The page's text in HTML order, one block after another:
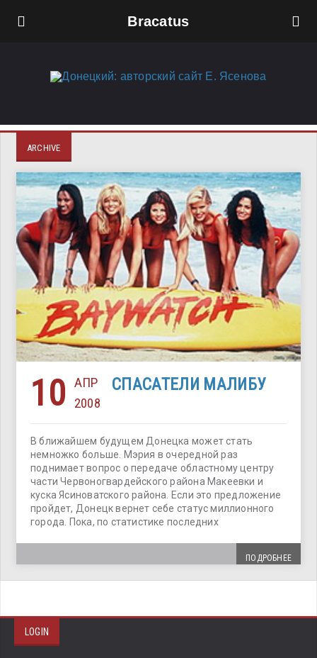
Bracatus
ARCHIVE
10 АПР
2008
СПАСАТЕЛИ МАЛИБУ
В ближайшем будущем Донецка может стать
немножко больше. Мэрия в очередной раз
поднимает вопрос о передаче областному центру
части Червоногвардейского района Макеевки и
куска Ясиноватского района. Если это предложение
пройдет, Донецк вернет себе статус миллионного
города. Пока, по статистике последних
ПОДРОБНЕЕ
LOGIN